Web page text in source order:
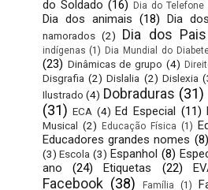
do Soldado (16) Dia do Telefone
Dia dos animais (18) Dia
namorados (2) Dia dos Pais
indígenas (1) Dia Mundial do
(23) Dinâmicas de grupo (4)
Disgrafia (2) Dislalia (2) Dislexia
Ilustrado (4) Dobraduras (31)
(31) ECA (4) Ed Especial (11)
Musical (2) Educação Física (1)
Educadores grandes nomes (8)
(3) Escola (3) Espanhol (8)
ano
(24) Etiquetas (22)
Facebook (38) Família (1)